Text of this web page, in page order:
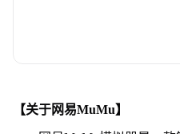
【关于网易MuMu】